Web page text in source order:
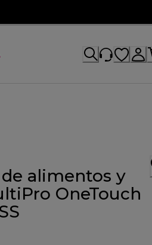
alimentos y
OneTouch